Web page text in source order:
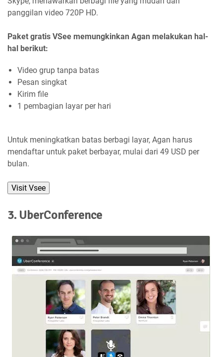
panggilan video 720P HD.
Paket gratis VSee memungkinkan Agan melakukan hal-
hal berikut:
Video grup tanpa batas
Pesan singkat
Kirim file
1 pembagian layar per hari
Untuk meningkatkan batas berbagi layar, Agan harus
mendaftar untuk paket berbayar, mulai dari 49 USD per
bulan.
Visit Vsee
3. UberConference